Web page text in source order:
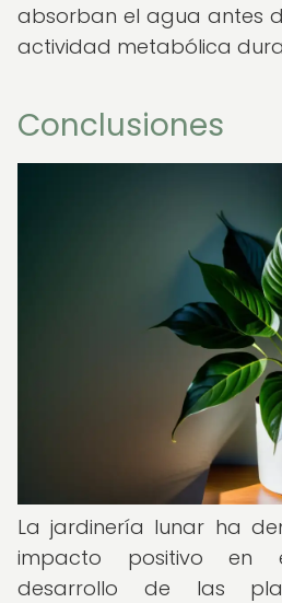
absorban el agua antes
actividad metabólica
Conclusiones
La jardinería lunar ha
impacto positivo en
desarrollo de las